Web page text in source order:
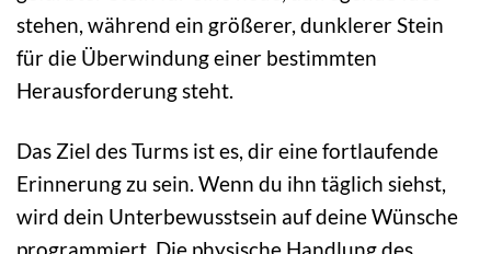
stehen, während ein größerer, dunklerer Stein
für die Überwindung einer bestimmten
Herausforderung steht.
Das Ziel des Turms ist es, dir eine fortlaufende
Erinnerung zu sein. Wenn du ihn täglich siehst,
wird dein Unterbewusstsein auf deine Wünsche
programmiert. Die physische Handlung des